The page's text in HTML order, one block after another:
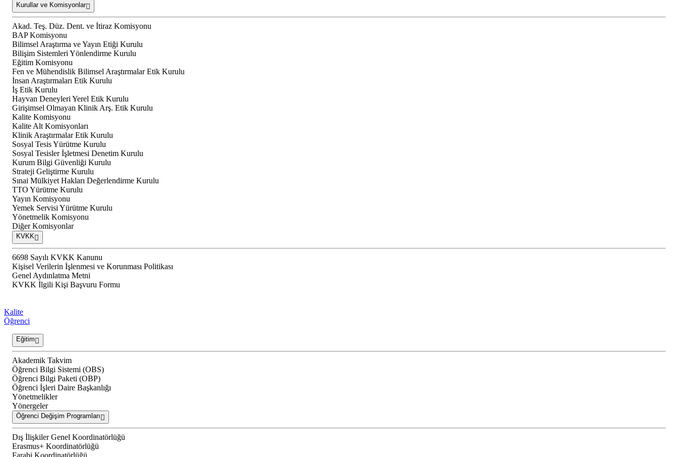
Kurullar ve Komisyonlar
Akad. Teş. Düz. Dent. ve İtiraz Komisyonu
BAP Komisyonu
Bilimsel Araştırma ve Yayın Etiği Kurulu
Bilişim Sistemleri Yönlendirme Kurulu
Eğitim Komisyonu
Fen ve Mühendislik Bilimsel Araştırmalar Etik Kurulu
İnsan Araştırmaları Etik Kurulu
İş Etik Kurulu
Hayvan Deneyleri Yerel Etik Kurulu
Girişimsel Olmayan Klinik Arş. Etik Kurulu
Kalite Komisyonu
Kalite Alt Komisyonları
Klinik Araştırmalar Etik Kurulu
Sosyal Tesis Yürütme Kurulu
Sosyal Tesisler İşletmesi Denetim Kurulu
Kurum Bilgi Güvenliği Kurulu
Strateji Geliştirme Kurulu
Sınai Mülkiyet Hakları Değerlendirme Kurulu
TTO Yürütme Kurulu
Yayın Komisyonu
Yemek Servisi Yürütme Kurulu
Yönetmelik Komisyonu
Diğer Komisyonlar
KVKK
6698 Sayılı KVKK Kanunu
Kişisel Verilerin İşlenmesi ve Korunması Politikası
Genel Aydınlatma Metni
KVKK İlgili Kişi Başvuru Formu
Kalite
Öğrenci
Eğitim
Akademik Takvim
Öğrenci Bilgi Sistemi (OBS)
Öğrenci Bilgi Paketi (OBP)
Öğrenci İşleri Daire Başkanlığı
Yönetmelikler
Yönergeler
Öğrenci Değişim Programları
Dış İlişkiler Genel Koordinatörlüğü
Erasmus+ Koordinatörlüğü